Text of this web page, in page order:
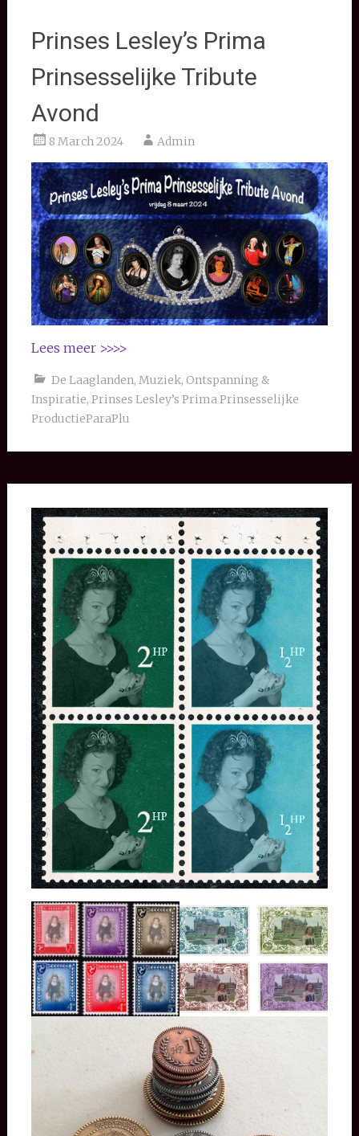
Prinses Lesley’s Prima
Prinsesselijke Tribute
Avond
8 March 2024 Admin
Lees meer >>>>
De Laaglanden, Muziek, Ontspanning &
Inspiratie, Prinses Lesley’s Prima Prinsesselijke
ProductieParaPlu